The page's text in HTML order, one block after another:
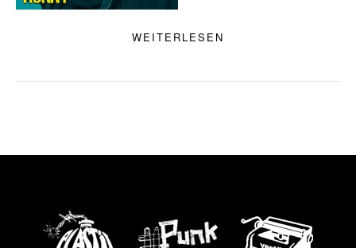
WEITERLESEN